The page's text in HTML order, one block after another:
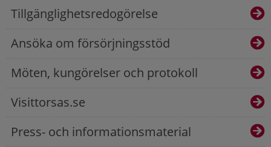
Tillgänglighetsredogörelse
Ansöka om försörjningsstöd
Möten, kungörelser och protokoll
Visittorsas.se
Press- och informationsmaterial